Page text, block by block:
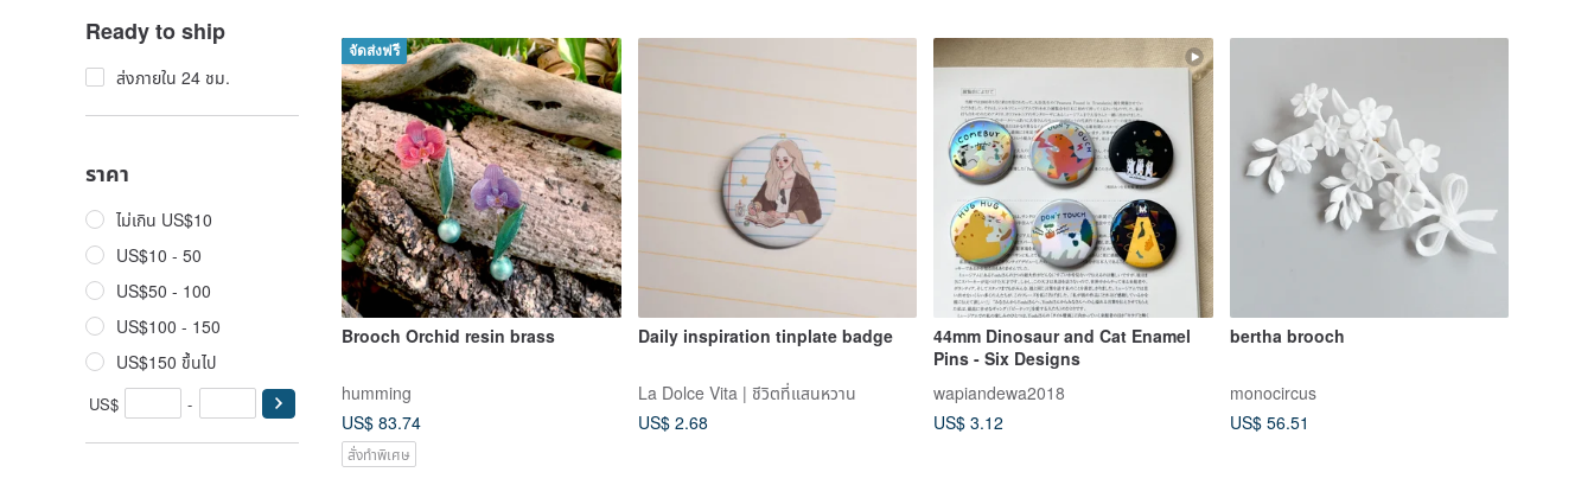
Ready to ship
ส่งภายใน 24 ชม.
ราคา
ไม่เกิน US$10
US$10 - 50
US$50 - 100
US$100 - 150
US$150 ขึ้นไป
US$ -
จัดส่งฟรี
Brooch Orchid resin brass
humming
US$ 83.74
สั่งทำพิเศษ
Daily inspiration tinplate badge
La Dolce Vita | ชีวิตที่แสนหวาน
US$ 2.68
44mm Dinosaur and Cat Enamel
Pins - Six Designs
wapiandewa2018
US$ 3.12
bertha brooch
monocircus
US$ 56.51